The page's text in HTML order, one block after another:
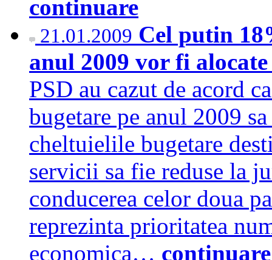
continuare
21.01.2009 Cel putin
anul 2009 vor fi
PSD au cazut de acord
bugetare pe anul 2009
cheltuielile bugetare
servicii sa fie reduse la
conducerea celor doua
reprezinta prioritatea
economica… continuare